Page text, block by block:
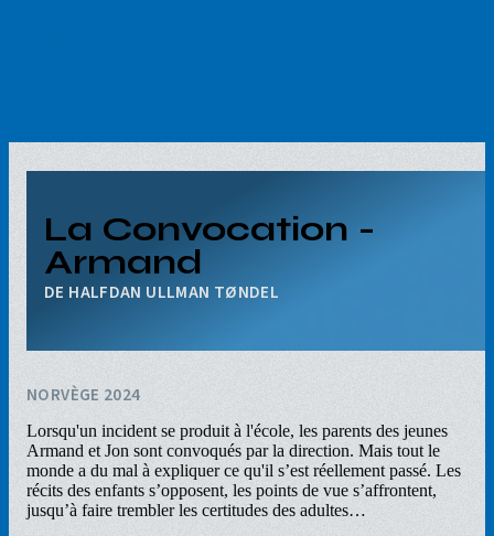
La Convocation -
Armand
HALFDAN ULLMAN TØNDEL
NORVÈGE 2024
Lorsqu'un incident se produit à l'école, les parents des jeunes
Armand et Jon sont convoqués par la direction. Mais tout le
monde a du mal à expliquer ce qu'il s’est réellement passé. Les
récits des enfants s’opposent, les points de vue s’affrontent,
jusqu’à faire trembler les certitudes des adultes…